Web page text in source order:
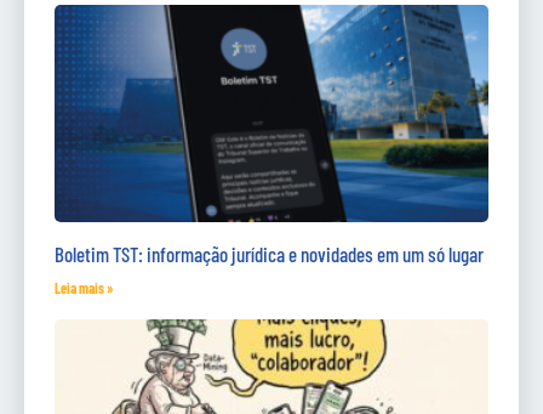
Boletim TST: informação jurídica e novidades em um só lugar
Leia mais »